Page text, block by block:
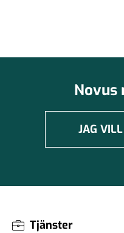
Novus
JAG
Tjänster